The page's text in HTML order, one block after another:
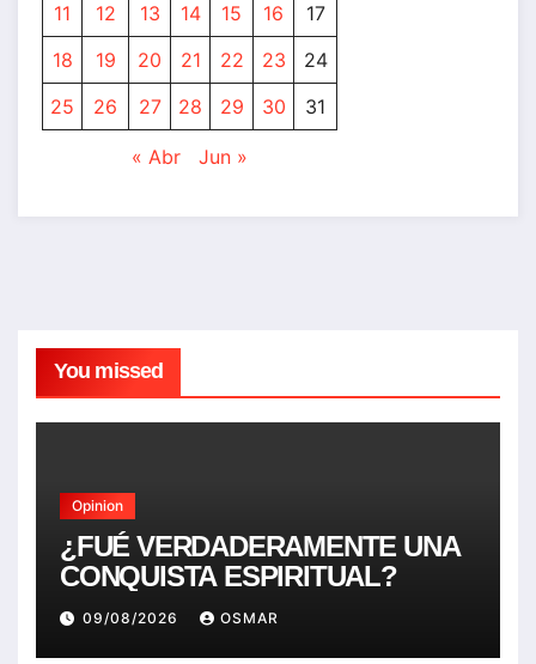
11
12 13 14 15 16
17
18
19 20 21 22 23
24
25
26 27 28 29 30 31
« Abr Jun »
You missed
Opinion
¿FUÉ VERDADERAMENTE UNA
CONQUISTA ESPIRITUAL?
09/08/2026 OSMAR